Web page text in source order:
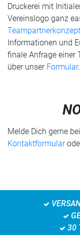
Druckerei mit
Vereinslogo ganz
Teampartnerkonzept
Informationen und
finale Anfrage einer
über unser Formular.
Melde Dich gerne
Kontaktformular
30